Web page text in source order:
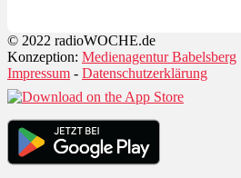
© 2022 radioWOCHE.de
Konzeption: Medienagentur Babelsberg
Impressum - Datenschutzerklärung